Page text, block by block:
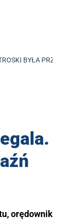
BYŁA
orędownik